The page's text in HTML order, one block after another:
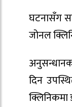
घटनासँग
जोनल
दिन